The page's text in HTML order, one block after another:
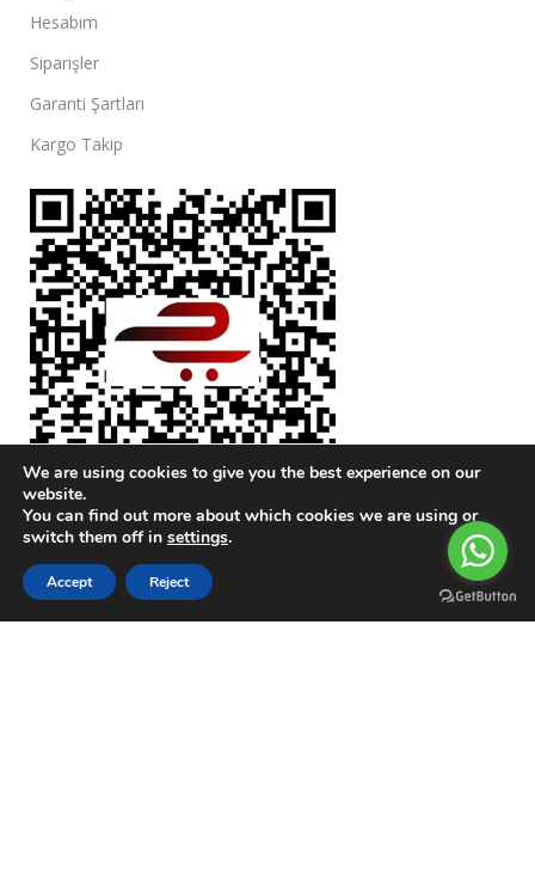
Hesabım
Siparişler
Garanti Şartları
Kargo Takip
We are using cookies to give you the best experience on our
website.
You can find out more about which cookies we are using or
switch them off in settings.
Accept Reject
Compare Wishlist Menu